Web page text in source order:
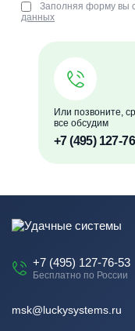
Или позвоните,
все обсудим
+7 (495) 127-
Заполняя форму вы
данных
+7 (495) 127-76-53
Бесплатно по России
msk@luckysystems.ru